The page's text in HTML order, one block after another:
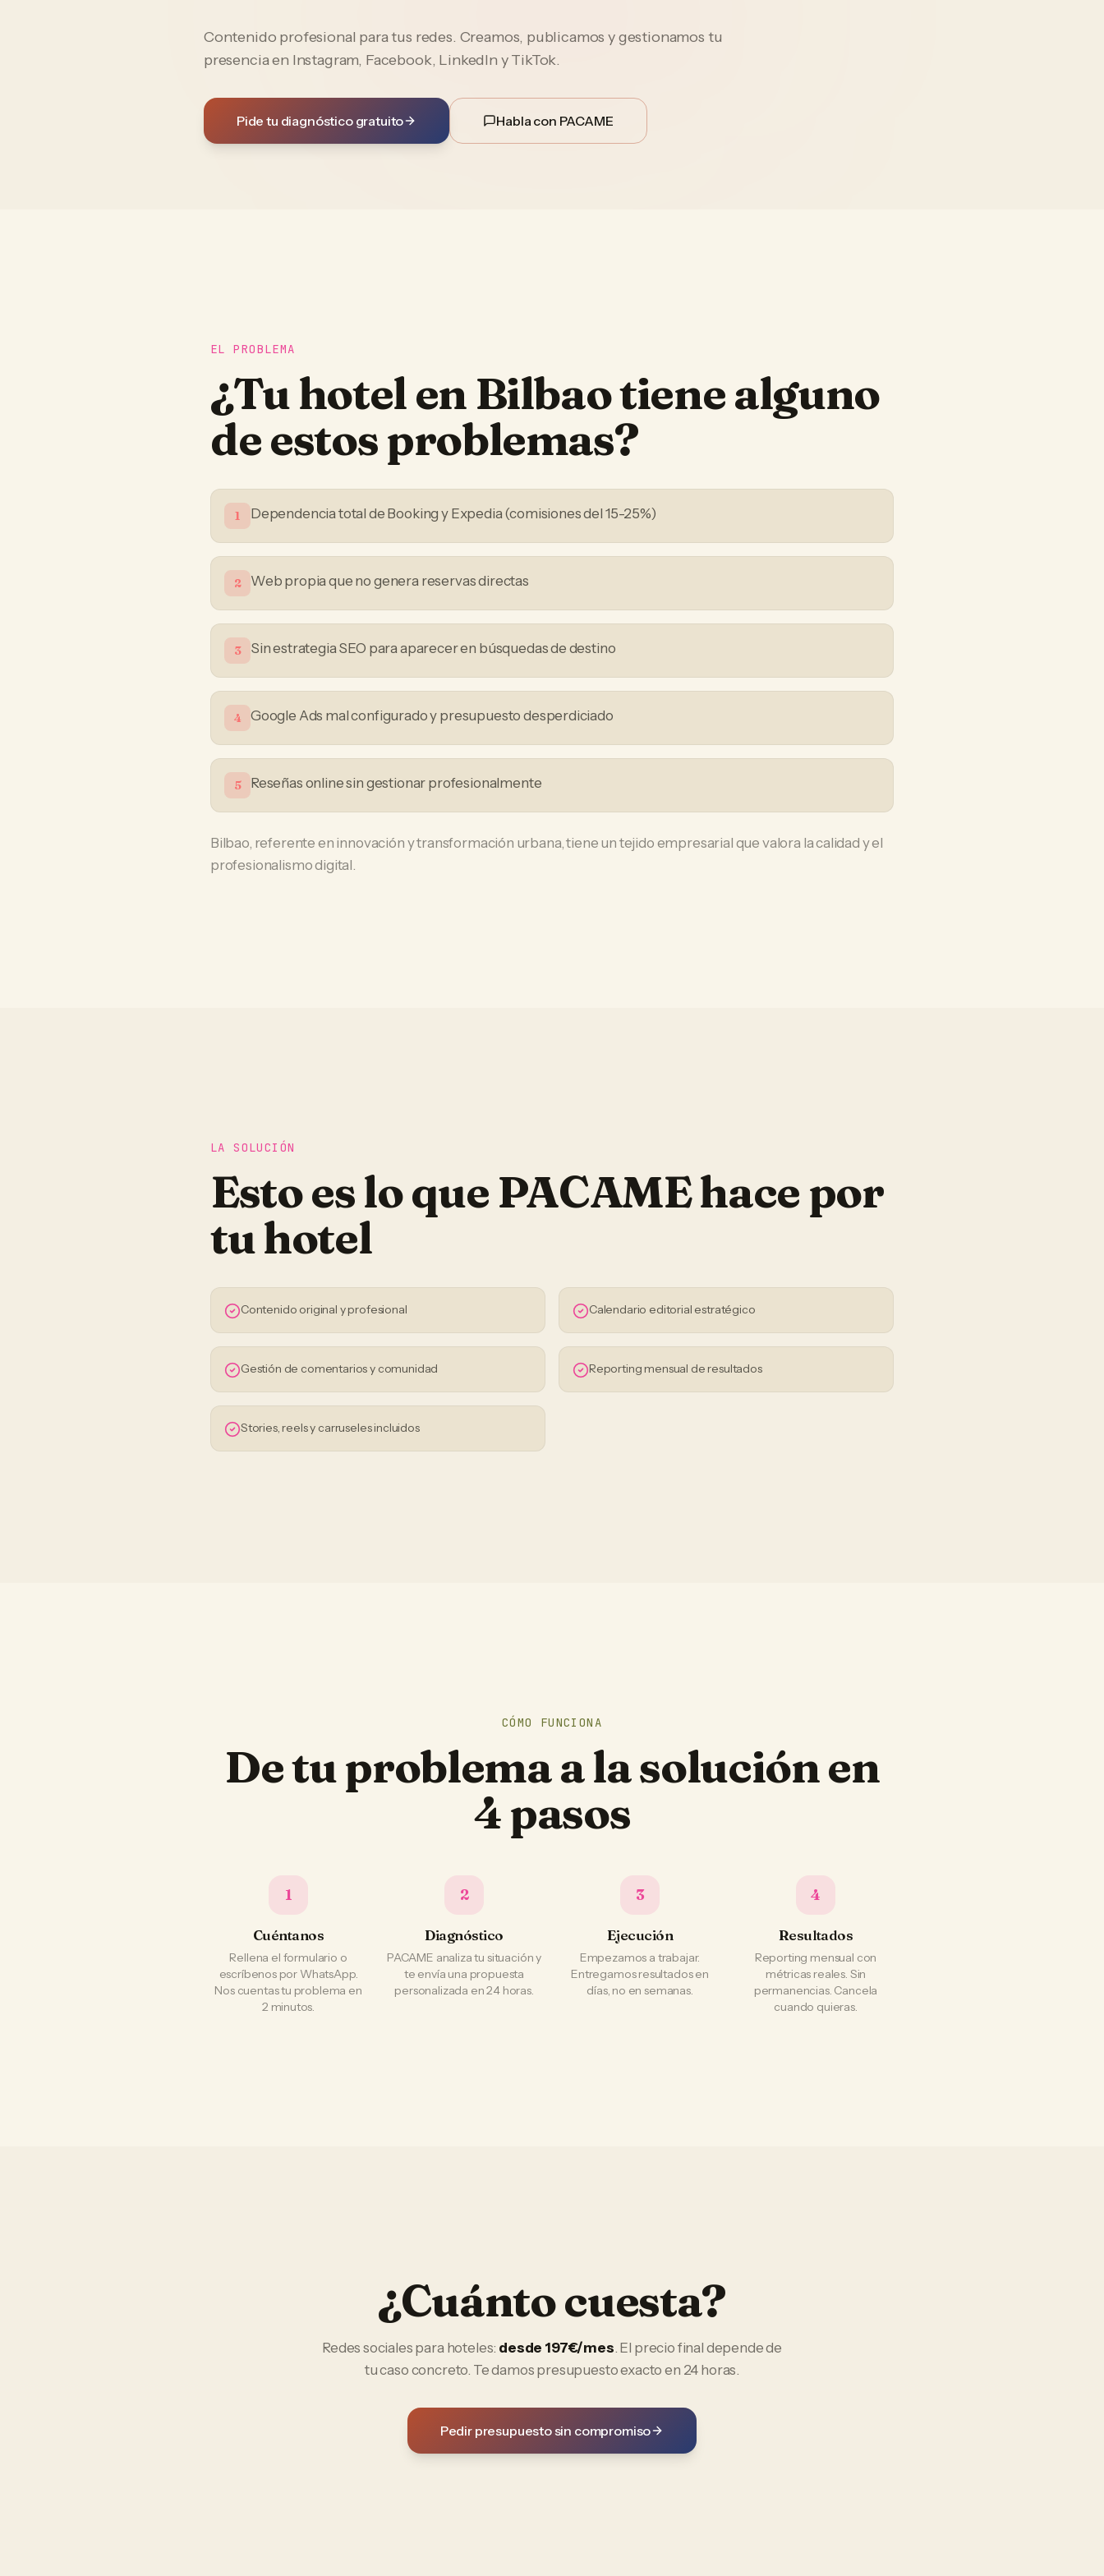
Contenido profesional para tus redes. Creamos, publicamos y gestionamos tu
presencia en Instagram, Facebook, LinkedIn y TikTok.
Pide tu diagnóstico gratuito Habla con PACAME
EL PROBLEMA
¿TuhotelenBilbaotiene alguno
de estos problemas?
1 Dependencia total de Booking y Expedia (comisiones del 15-25%)
2 Web propia que no genera reservas directas
3 Sin estrategia SEO para aparecer en búsquedas de destino
4 Google Ads mal configurado y presupuesto desperdiciado
5 Reseñas online sin gestionar profesionalmente
Bilbao, referente en innovación y transformación urbana, tiene un tejido empresarial que valora la calidad y el
profesionalismo digital.
LA SOLUCIÓN
Esto es lo que PACAME hace por
tuhotel
Contenido original y profesional Calendario editorial estratégico
Gestión de comentarios y comunidad Reporting mensual de resultados
Stories, reels y carruseles incluidos
CÓMO FUNCIONA
De tu problema a la solución en
4 pasos
1
Cuéntanos
Rellena el formulario o
escríbenos por WhatsApp.
Nos cuentas tu problema en
2 minutos.
2
Diagnóstico
PACAME analiza tu situación y
te envía una propuesta
personalizada en 24 horas.
3
Ejecución
Empezamos a trabajar.
Entregamos resultados en
días, no en semanas.
4
Resultados
Reporting mensual con
métricas reales. Sin
permanencias. Cancela
cuando quieras.
¿Cuánto cuesta?
Redes sociales para hoteles: desde 197€/mes. El precio final depende de
tu caso concreto. Te damos presupuesto exacto en 24 horas.
Pedir presupuesto sin compromiso